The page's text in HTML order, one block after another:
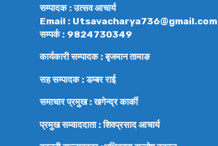
सम्पादक : उत्सव आचार्य
Email : Utsavacharya736@gmail.com
सम्पर्क : 9824730349
कार्यकारी सम्पादक : बृजमान तामाङ
सह सम्पादक : डम्बर राई
समाचार प्रमुख : खगेन्द्र कार्की
प्रमुख सम्वाददाता : शिवप्रसाद आचार्य